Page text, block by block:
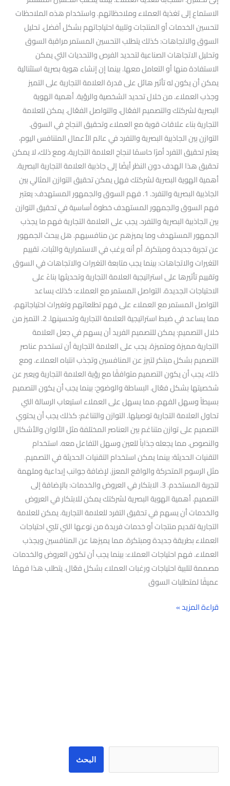
الاستماع إلى تغذية العملاء وملاحظاتهم. واستخدام هذه الملاحظات
لتحسين الخدمات أو المنتجات وتلبية احتياجاتهم بشكل أفضل. تحليل
السوق والاتجاهات: كذلك يتطلب التحسين المستمر مراقبة السوق
وتحليل الاتجاهات الصناعية لتحديد الفرص والتحديات التي يمكن
الاستفادة منها أو التعامل معها. بينما إن إنشاء هوية بصرية استثنائية
يمكن أن يكون له تأثير هائل على قدرة العلامة التجارية على التميز
وجذب العملاء. من خلال تحديد الشخصية والرؤية. أهمية الهوية
البصرية لشركتك والتصميم الفعّال، والتواصل الفعّال. يمكن للعلامة
التجارية بناء علاقات قوية مع العملاء وتحقيق النجاح في السوق.
التوازن بين الجاذبية البصرية والتفرد في عالم الأعمال المتنافس اليوم،
يعتبر تحقيق التفرد أمرًا حاسمًا لنجاح العلامة التجارية، ومع ذلك، لا يمكن
تحقيق هذا الهدف دون النظر أيضًا إلى جاذبية العلامة التجارية البصرية.
أهمية الهوية البصرية لشركتك فهل يمكن تحقيق التوازن المثالي بين
الجاذبية البصرية والتفرد. 1. فهم السوق والجمهور المستهدف: يعتبر
فهم السوق والجمهور المستهدف خطوة أساسية في تحقيق التوازن
بين الجاذبية البصرية والتفرد. يجب على العلامة التجارية فهم ما يجذب
الجمهور المستهدف وما يميزهم عن منافسيهم. هل يبحث الجمهور
عن تجربة جديدة ومبتكرة. أم أنه يرغب في الاستمرارية والثبات. تقييم
التغيرات والاتجاهات: بينما يجب متابعة التغيرات والاتجاهات في السوق
وتقييم تأثيرها على استراتيجية العلامة التجارية وتحديثها بناءً على
الاحتياجات الجديدة. التواصل المستمر مع العملاء: كذلك يساعد
التواصل المستمر مع العملاء على فهم تطلعاتهم وتغيرات احتياجاتهم،
مما يساعد في ضبط استراتيجية العلامة التجارية وتحسينها. 2. التميز من
خلال التصميم: يمكن للتصميم الفريد أن يسهم في جعل العلامة
التجارية مميزة ومتميزة. يجب على العلامة التجارية أن تستخدم عناصر
التصميم بشكل مبتكر لتبرز عن المنافسين وتجذب انتباه العملاء. ومع
ذلك، يجب أن يكون التصميم متوافقًا مع رؤية العلامة التجارية ويعبر عن
شخصيتها بشكل فعّال. البساطة والوضوح: بينما يجب أن يكون التصميم
بسيطاً وسهل الفهم، مما يسهل على العملاء استيعاب الرسالة التي
تحاول العلامة التجارية توصيلها. التوازن والتناغم: كذلك يجب أن يحتوي
التصميم على توازن متناغم بين العناصر المختلفة مثل الألوان والأشكال
والنصوص. مما يجعله جذاباً للعين وسهل التفاعل معه. استخدام
التقنيات الحديثة: بينما يمكن استخدام التقنيات الحديثة في التصميم.
مثل الرسوم المتحركة والواقع المعزز. لإضافة جوانب إبداعية وملهمة
لتجربة المستخدم. 3. الابتكار في العروض والخدمات: بالإضافة إلى
التصميم. أهمية الهوية البصرية لشركتك يمكن للابتكار في العروض
والخدمات أن يسهم في تحقيق التفرد للعلامة التجارية. يمكن للعلامة
التجارية تقديم منتجات أو خدمات فريدة من نوعها التي تلبي احتياجات
العملاء بطريقة جديدة ومبتكرة. مما يميزها عن المنافسين ويجذب
العملاء. فهم احتياجات العملاء: بينما يجب أن تكون العروض والخدمات
مصممة لتلبية احتياجات ورغبات العملاء بشكل فعّال. يتطلب هذا فهمًا
عميقًا لمتطلبات السوق
قراءة المزيد »
البحث